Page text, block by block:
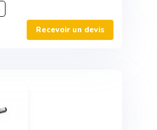
Recevoir un devis